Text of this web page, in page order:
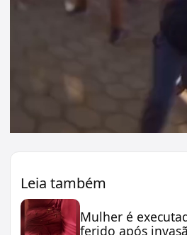
Leia também
Mulher é
ferido após